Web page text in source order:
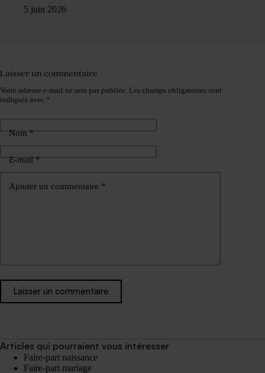
5 juin 2026
Laisser un commentaire
Votre adresse e-mail ne sera pas publiée. Les champs obligatoires sont
indiqués avec *
Nom*
E-mail*
Ajouter un commentaire *
Laisser un commentaire
Articles qui pourraient vous intéresser
Faire-part naissance
Faire-part mariage